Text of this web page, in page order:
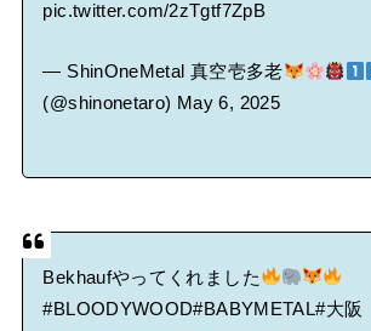
pic.twitter.com/2zTgtf7ZpB
— ShinOneMetal 真空壱多老
(@shinonetaro) May 6, 2025
Bekhaufやってくれました
#BLOODYWOOD#BABYMETAL#大阪